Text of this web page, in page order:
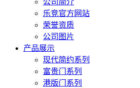
公司简介
乐竞官方网站
荣誉资质
公司图片
产品展示
现代简约系列
富贵门系列
港版门系列